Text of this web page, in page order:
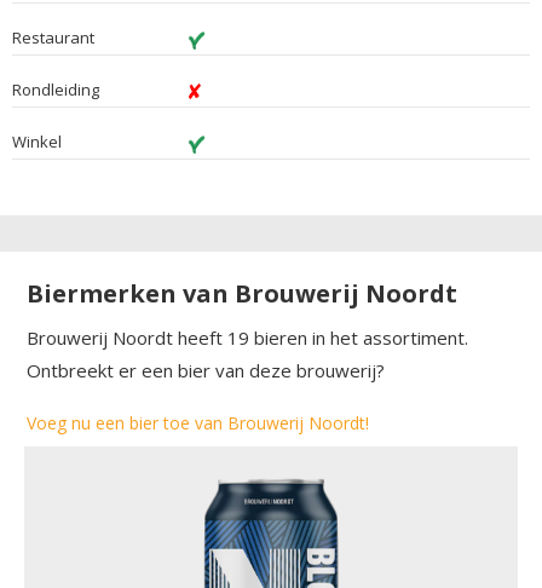
Restaurant
Rondleiding
Winkel
Biermerken van Brouwerij Noordt
Brouwerij Noordt heeft 19 bieren in het assortiment.
Ontbreekt er een bier van deze brouwerij?
Voeg nu een bier toe van Brouwerij Noordt!